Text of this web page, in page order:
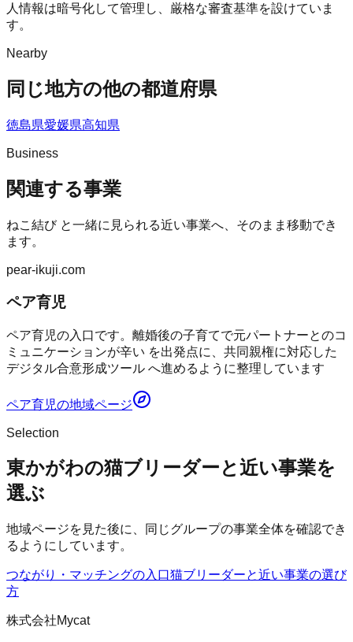
人情報は暗号化して管理し、厳格な審査基準を設けていま
す。
Nearby
同じ地方の他の都道府県
徳島県愛媛県高知県
Business
関連する事業
ねこ結びと一緒に見られる近い事業へ、そのまま移動でき
ます。
pear-ikuji.com
ペア育児
ペア育児の入口です。離婚後の子育てで元パートナーとのコ
ミュニケーションが辛い を出発点に、共同親権に対応した
デジタル合意形成ツール へ進めるように整理しています
ペア育児の地域ページ
Selection
東かがわの猫ブリーダーと近い事業を
選ぶ
地域ページを見た後に、同じグループの事業全体を確認でき
るようにしています。
つながり・マッチングの入口猫ブリーダーと近い事業の選び
方
株式会社Mycat